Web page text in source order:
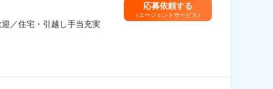
／住宅・引越し手当充実
応募依頼する
（エージェントサービス）